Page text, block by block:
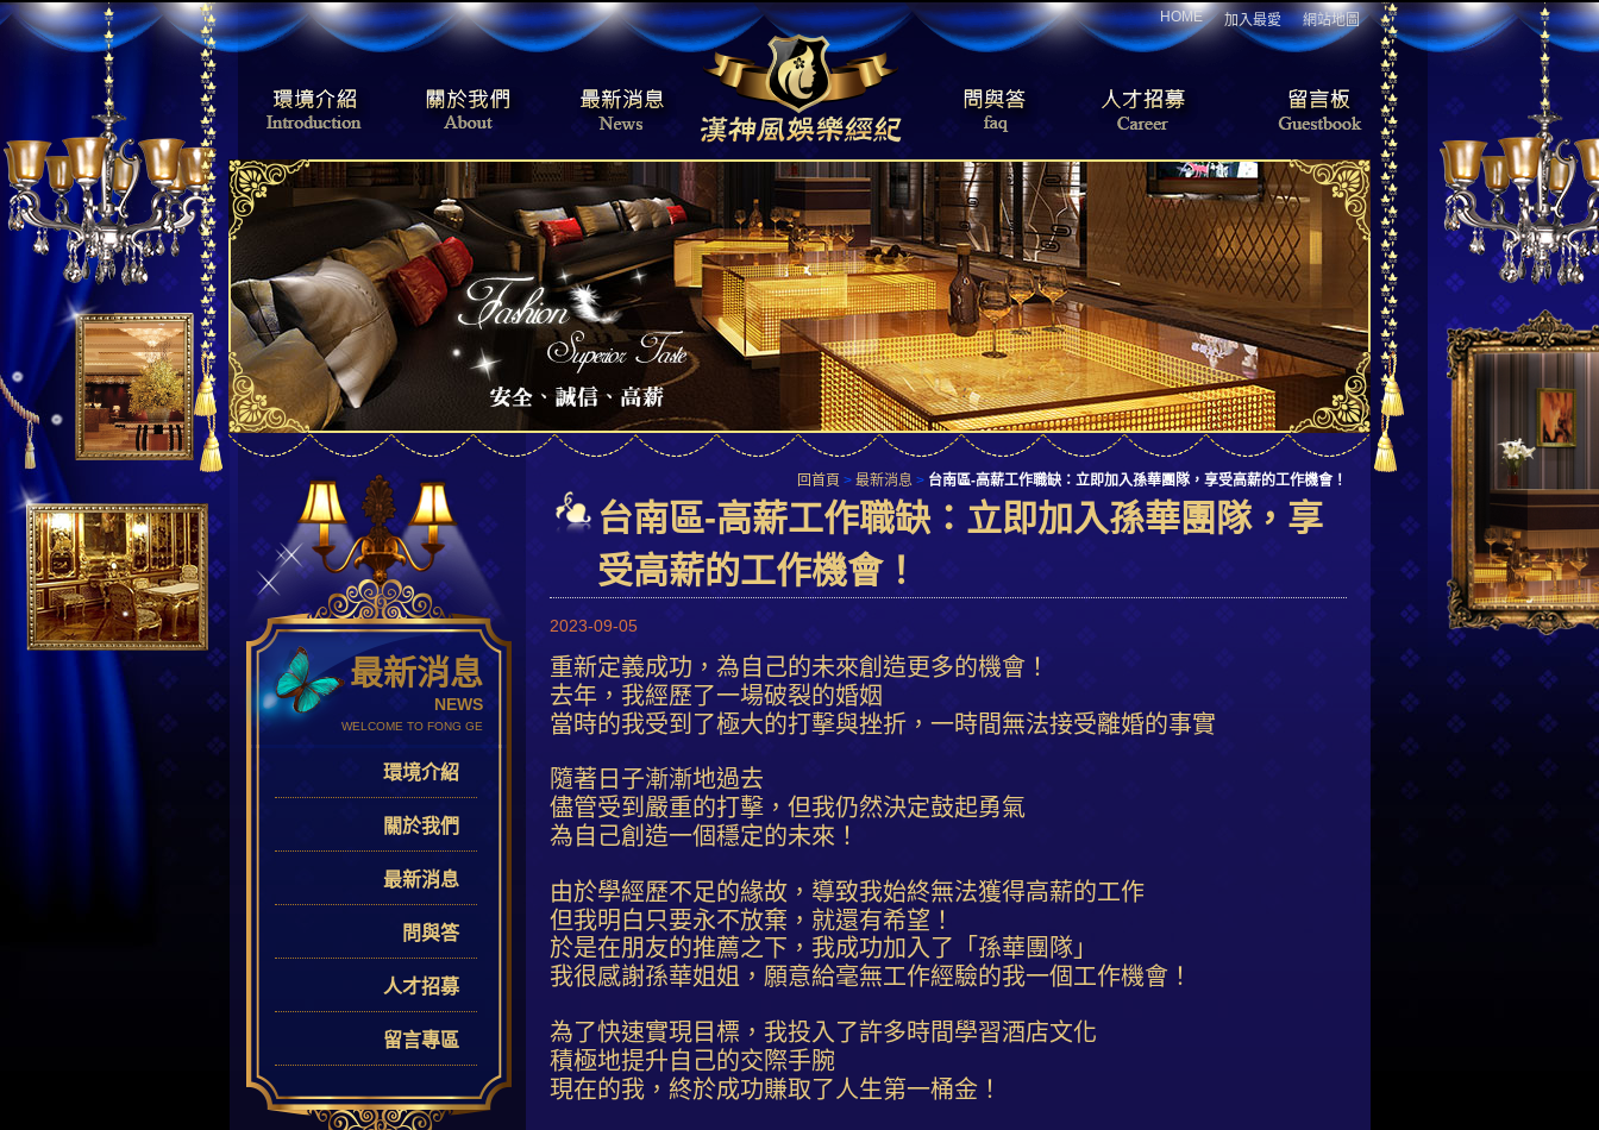
HOME 加入最愛 網站地圖
最新消息
NEWS
WELCOME TO FONG GE
環境介紹
關於我們
最新消息
問與答
人才招募
留言專區
回首頁 > 最新消息 > 台南區-高薪工作職缺：立即加入孫華團隊，享受高薪的工作機會！
台南區-高薪工作職缺：立即加入孫華團隊，享
受高薪的工作機會！
2023-09-05
重新定義成功，為自己的未來創造更多的機會！
去年，我經歷了一場破裂的婚姻
當時的我受到了極大的打擊與挫折，一時間無法接受離婚的事實
隨著日子漸漸地過去
儘管受到嚴重的打擊，但我仍然決定鼓起勇氣
為自己創造一個穩定的未來！
由於學經歷不足的緣故，導致我始終無法獲得高薪的工作
但我明白只要永不放棄，就還有希望！
於是在朋友的推薦之下，我成功加入了「孫華團隊」
我很感謝孫華姐姐，願意給毫無工作經驗的我一個工作機會！
為了快速實現目標，我投入了許多時間學習酒店文化
積極地提升自己的交際手腕
現在的我，終於成功賺取了人生第一桶金！